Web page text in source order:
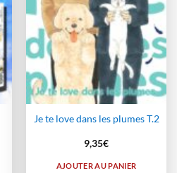
Je te love dans les plumes T.2
9,35€
AJOUTER AU PANIER